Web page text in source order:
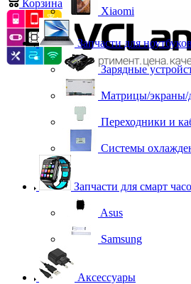
Корзина
Xiaomi
Запчасти для ноутбуков
Зарядные
Матрицы/экраны/
Переходники и
Системы
Запчасти для смарт
Asus
Samsung
Аксессуары